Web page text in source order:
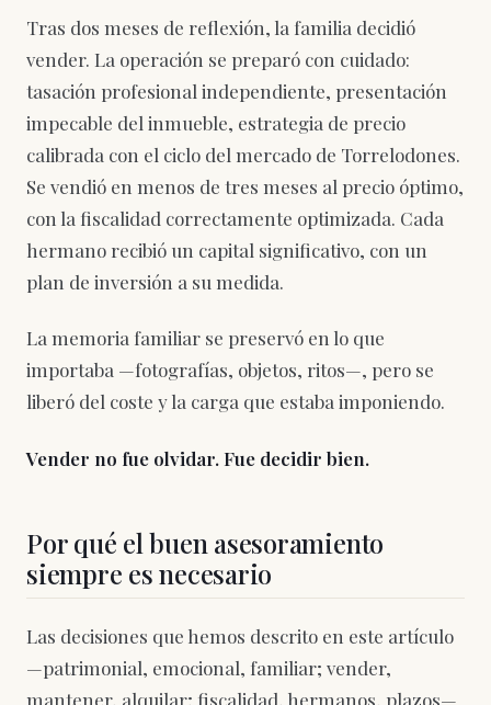
Tras dos meses de reflexión, la familia decidió
vender. La operación se preparó con cuidado:
tasación profesional independiente, presentación
impecable del inmueble, estrategia de precio
calibrada con el ciclo del mercado de Torrelodones.
Se vendió en menos de tres meses al precio óptimo,
con la fiscalidad correctamente optimizada. Cada
hermano recibió un capital significativo, con un
plan de inversión a su medida.
La memoria familiar se preservó en lo que
importaba —fotografías, objetos, ritos—, pero se
liberó del coste y la carga que estaba imponiendo.
Vender no fue olvidar. Fue decidir bien.
Por qué el buen asesoramiento
siempre es necesario
Las decisiones que hemos descrito en este artículo
—patrimonial, emocional, familiar; vender,
mantener, alquilar; fiscalidad, hermanos, plazos—